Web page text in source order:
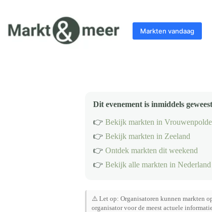
inhoud
Markten vandaag
Dit evenement is inmiddels
👉 Bekijk markten in
👉 Bekijk markten in Zeeland
👉 Ontdek markten dit weekend
👉 Bekijk alle markten in Nederland
⚠️ Let op: Organisatoren kunnen markten
organisator voor de meest actuele